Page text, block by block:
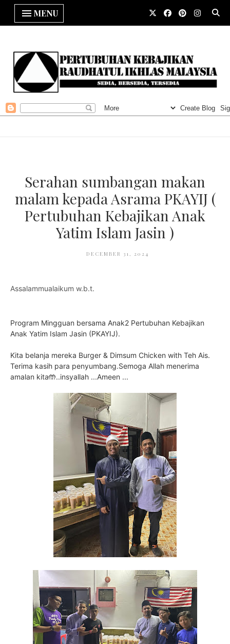
MENU
Serahan sumbangan makan
malam kepada Asrama PKAYIJ (
Pertubuhan Kebajikan Anak
Yatim Islam Jasin )
DECEMBER 31, 2024
Assalammualaikum w.b.t.
Program Mingguan bersama Anak2 Pertubuhan Kebajikan
Anak Yatim Islam Jasin (PKAYIJ).
Kita belanja mereka Burger & Dimsum Chicken with Teh Ais.
Terima kasih para penyumbang.Semoga Allah menerima
amalan kita🤲..insyallah ...Ameen ...